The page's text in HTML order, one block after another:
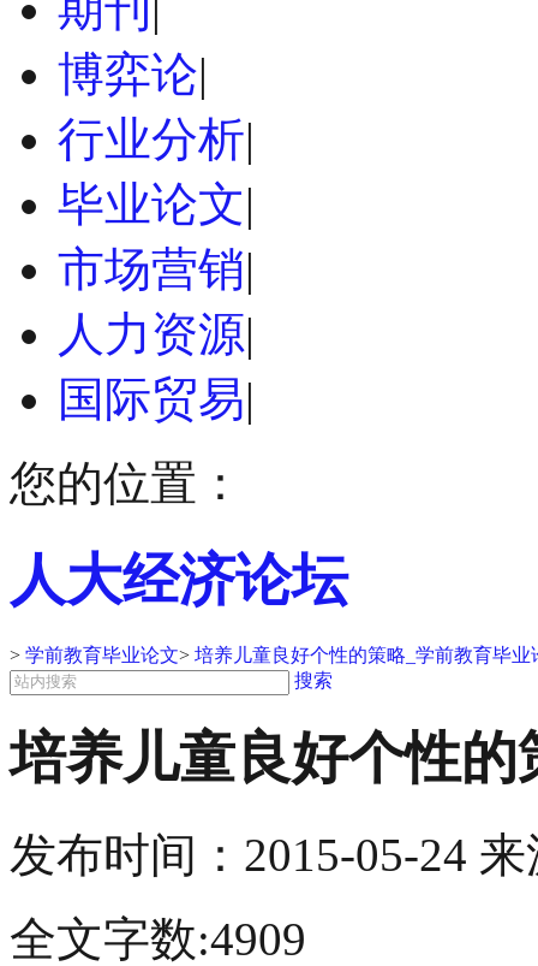
博弈论|
行业分析|
毕业论文|
市场营销|
人力资源|
国际贸易|
您的位置：
人大经济论坛
> 学前教育毕业论文> 培养儿童良好个性的策略_学前教育毕业
搜索
培养儿童良好个性
发布时间： 2015-05-24 来
全文字数:4909